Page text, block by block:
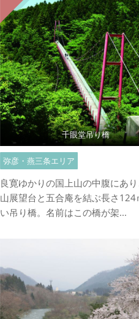
千眼堂吊り橋
弥彦・燕三条エリア
良寛ゆかりの国上山の中腹にあ
山展望台と五合庵を結ぶ長さ124
い吊り橋。名前はこの橋が架...